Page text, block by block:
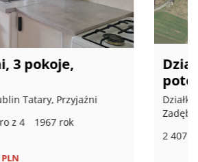
m2 - z dużym
na sprzedaż, Lublin Hajdów,